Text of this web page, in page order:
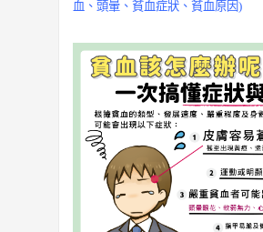
血、頭暈、貧血症狀、貧血原因)